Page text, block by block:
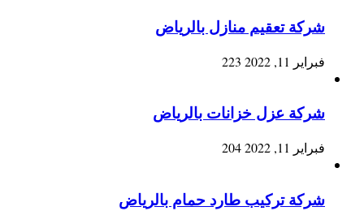
شركة تعقيم منازل بالرياض
فبراير 11, 2022 223
شركة عزل خزانات بالرياض
فبراير 11, 2022 204
شركة تركيب طارد حمام بالرياض